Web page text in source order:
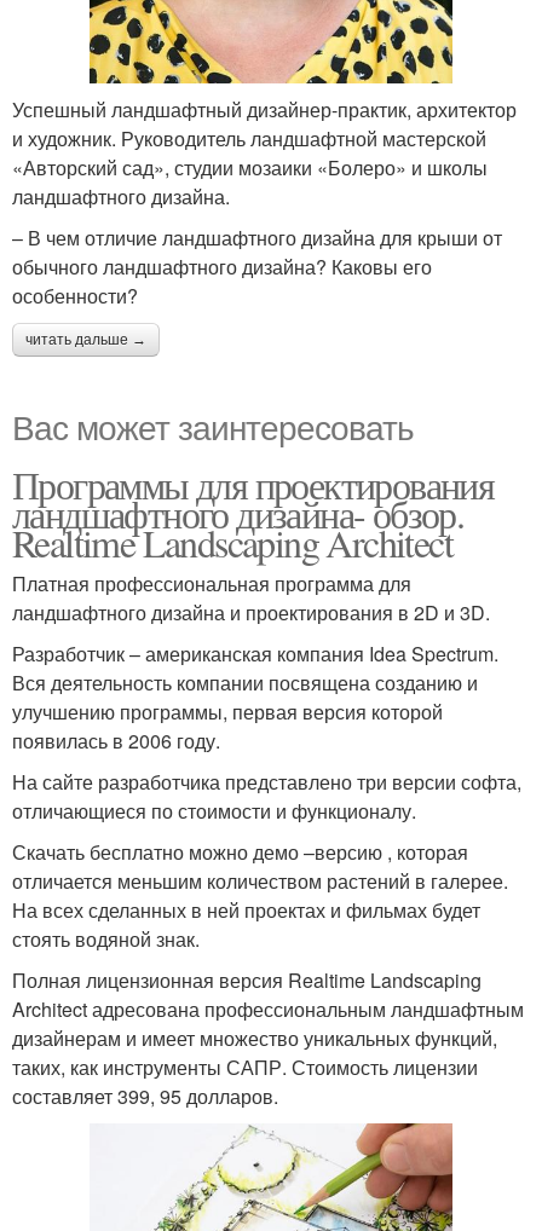
Успешный ландшафтный дизайнер-практик, архитектор
и художник. Руководитель ландшафтной мастерской
«Авторский сад», студии мозаики «Болеро» и школы
ландшафтного дизайна.
– В чем отличие ландшафтного дизайна для крыши от
обычного ландшафтного дизайна? Каковы его
особенности?
читать дальше →
Вас может заинтересовать
Программы для проектирования
ландшафтного дизайна- обзор.
Realtime Landscaping Architect
Платная профессиональная программа для
ландшафтного дизайна и проектирования в 2D и 3D.
Разработчик – американская компания Idea Spectrum.
Вся деятельность компании посвящена созданию и
улучшению программы, первая версия которой
появилась в 2006 году.
На сайте разработчика представлено три версии софта,
отличающиеся по стоимости и функционалу.
Скачать бесплатно можно демо –версию , которая
отличается меньшим количеством растений в галерее.
На всех сделанных в ней проектах и фильмах будет
стоять водяной знак.
Полная лицензионная версия Realtime Landscaping
Architect адресована профессиональным ландшафтным
дизайнерам и имеет множество уникальных функций,
таких, как инструменты САПР. Стоимость лицензии
составляет 399, 95 долларов.